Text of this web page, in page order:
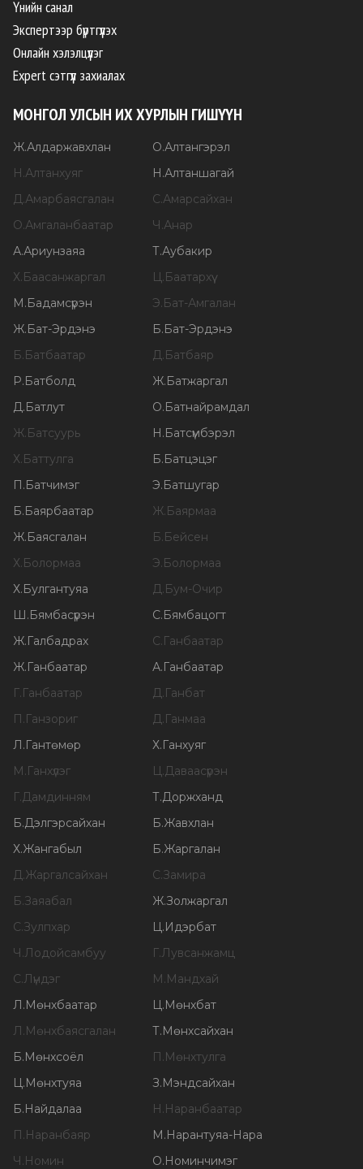
Үнийн санал
Экспертээр бүртгүүлэх
Онлайн хэлэлцүүлэг
Expert сэтгүүл захиалах
МОНГОЛ УЛСЫН ИХ ХУРЛЫН ГИШҮҮН
Ж.Алдаржавхлан О.Алтангэрэл
Н.Алтанхуяг Н.Алтаншагай
Д.Амарбаясгалан С.Амарсайхан
О.Амгаланбаатар Ч.Анар
А.Ариунзаяа Т.Аубакир
Х.Баасанжаргал Ц.Баатархүү
М.Бадамсүрэн Э.Бат-Амгалан
Ж.Бат-Эрдэнэ Б.Бат-Эрдэнэ
Б.Батбаатар Д.Батбаяр
Р.Батболд Ж.Батжаргал
Д.Батлут О.Батнайрамдал
Ж.Батсуурь Н.Батсүмбэрэл
Х.Баттулга Б.Батцэцэг
П.Батчимэг Э.Батшугар
Б.Баярбаатар Ж.Баярмаа
Ж.Баясгалан Б.Бейсен
Х.Болормаа Э.Болормаа
Х.Булгантуяа Д.Бум-Очир
Ш.Бямбасүрэн С.Бямбацогт
Ж.Галбадрах С.Ганбаатар
Ж.Ганбаатар А.Ганбаатар
Г.Ганбаатар Д.Ганбат
П.Ганзориг Д.Ганмаа
Л.Гантөмөр Х.Ганхуяг
М.Ганхүлэг Ц.Даваасүрэн
Г.Дамдинням Т.Доржханд
Б.Дэлгэрсайхан Б.Жавхлан
Х.Жангабыл Б.Жаргалан
Д.Жаргалсайхан С.Замира
Б.Заяабал Ж.Золжаргал
С.Зулпхар Ц.Идэрбат
Ч.Лодойсамбуу Г.Лувсанжамц
С.Лүндэг М.Мандхай
Л.Мөнхбаатар Ц.Мөнхбат
Л.Мөнхбаясгалан Т.Мөнхсайхан
Б.Мөнхсоёл П.Мөнхтулга
Ц.Мөнхтуяа З.Мэндсайхан
Б.Найдалаа Н.Наранбаатар
П.Наранбаяр М.Нарантуяа-Нара
Ч.Номин О.Номинчимэг